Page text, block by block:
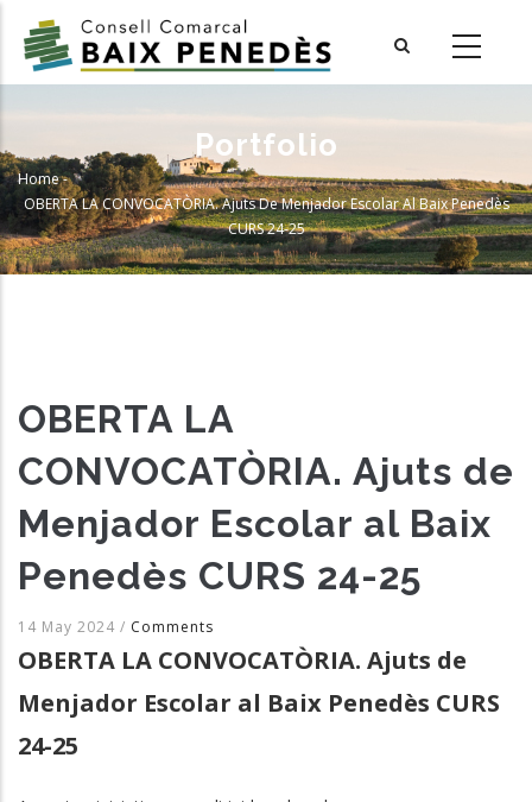
main
Portfolio
Breadcrumb
Home-
OBERTA LA CONVOCATÒRIA. Ajuts De Menjador Escolar Al Baix Penedès
CURS 24-25
OBERTA LA
CONVOCATÒRIA. Ajuts de
Menjador Escolar al Baix
Penedès CURS 24-25
14 May 2024 / Comments
OBERTA LA CONVOCATÒRIA. Ajuts de
Menjador Escolar al Baix Penedès CURS
24-25